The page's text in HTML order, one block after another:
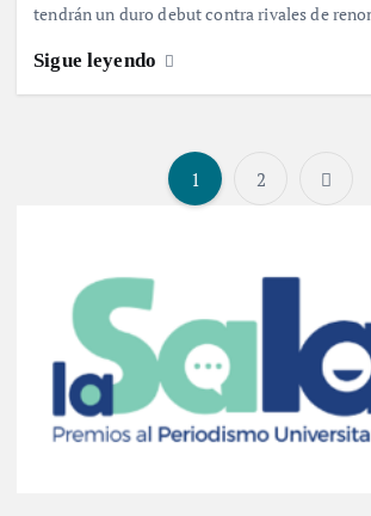
tendrán un duro debut contra rivales de
Sigue leyendo
P
a
n
1 2